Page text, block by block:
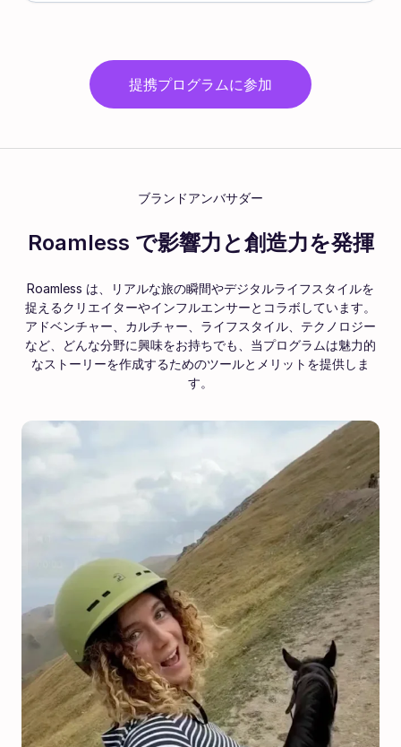
提携プログラムに参加
ブランドアンバサダー
Roamless で影響力と創造力を発揮
Roamless は、リアルな旅の瞬間やデジタルライフスタイルを
捉えるクリエイターやインフルエンサーとコラボしています。
アドベンチャー、カルチャー、ライフスタイル、テクノロジー
など、どんな分野に興味をお持ちでも、当プログラムは魅力的
なストーリーを作成するためのツールとメリットを提供しま
す。